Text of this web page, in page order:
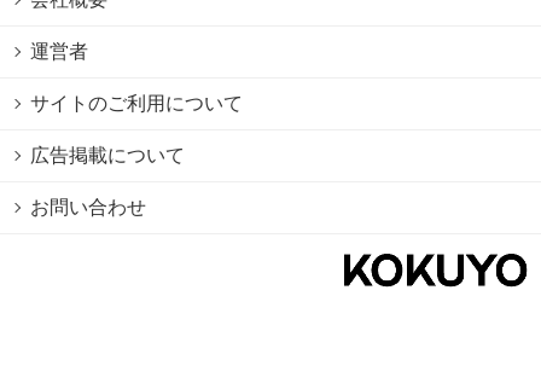
運営者
サイトのご利用について
広告掲載について
お問い合わせ